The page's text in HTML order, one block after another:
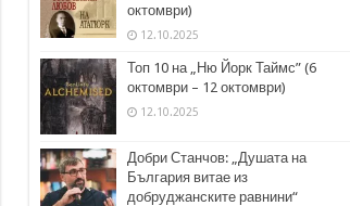
октомври)
12.10.2025
Топ 10 на „Ню Йорк Таймс” (6
октомври – 12 октомври)
12.10.2025
Добри Станчов: „Душата на
България витае из
добруджанските равнини“